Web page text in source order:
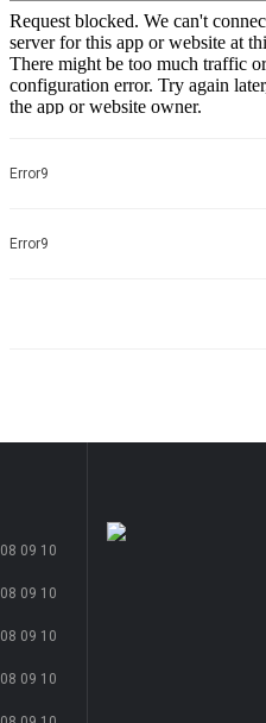
Error9
Error9
08 09 10
08 09 10
08 09 10
08 09 10